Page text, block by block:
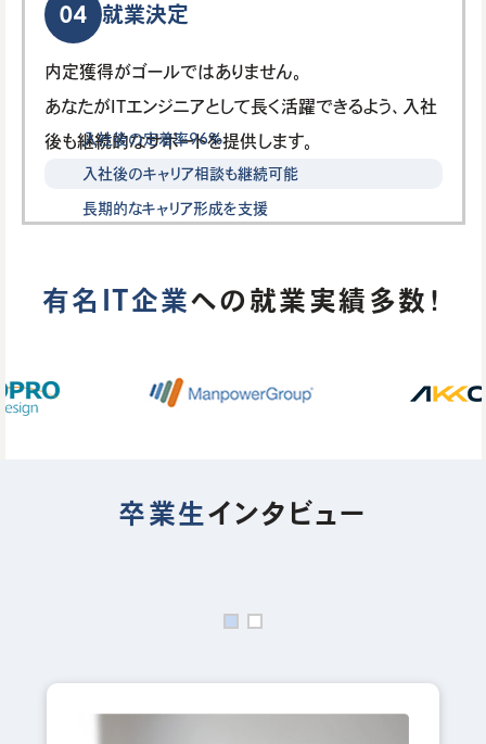
04 就業決定
内定獲得がゴールではありません。
あなたがITエンジニアとして長く活躍できるよう、入社
後も継続的なサポートを提供します。
入社後の定着率96%
入社後のキャリア相談も継続可能
長期的なキャリア形成を支援
有名IT企業への就業実績多数！
卒業生インタビュー